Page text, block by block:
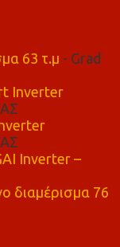
63 τ.μ - Grad
Inverter
Inverter –
διαμέρισμα 76